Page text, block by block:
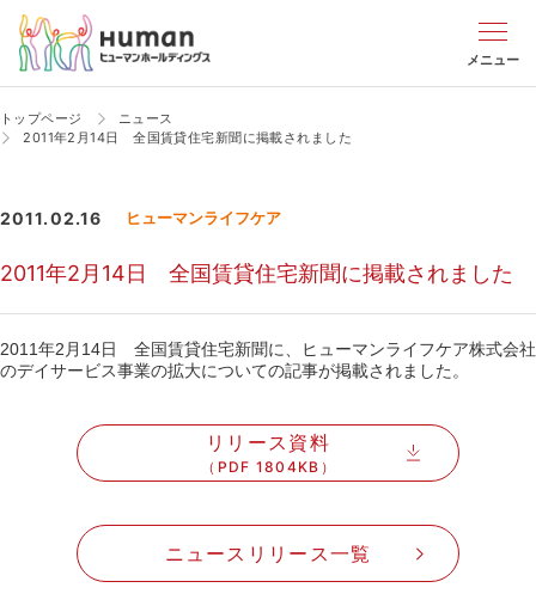
メニュー
トップページ
ニュース
2011年2月14日 全国賃貸住宅新聞に掲載されました
2011.02.16 ヒューマンライフケア
2011年2月14日 全国賃貸住宅新聞に掲載されました
2011年2月14日 全国賃貸住宅新聞に、ヒューマンライフケア株式会社
のデイサービス事業の拡大についての記事が掲載されました。
リリース資料
（PDF 1804KB）
ニュースリリース一覧